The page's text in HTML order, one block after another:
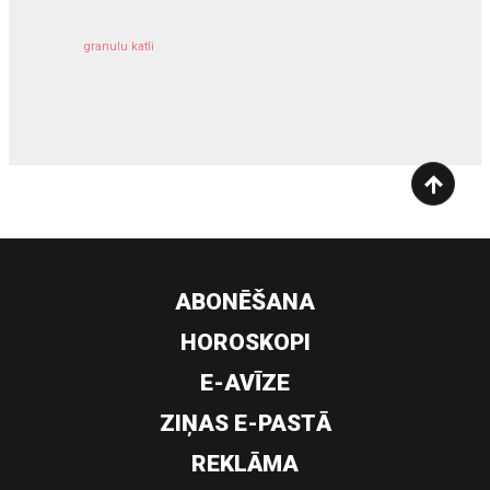
granulu katli
ABONĒŠANA
HOROSKOPI
E-AVĪZE
ZIŅAS E-PASTĀ
REKLĀMA